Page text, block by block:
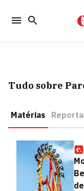
Tudo sobre
Matérias